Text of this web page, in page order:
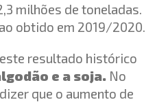
milhões de toneladas.
obtido em 2019/2020.
resultado histórico
e a soja. No
que o aumento de